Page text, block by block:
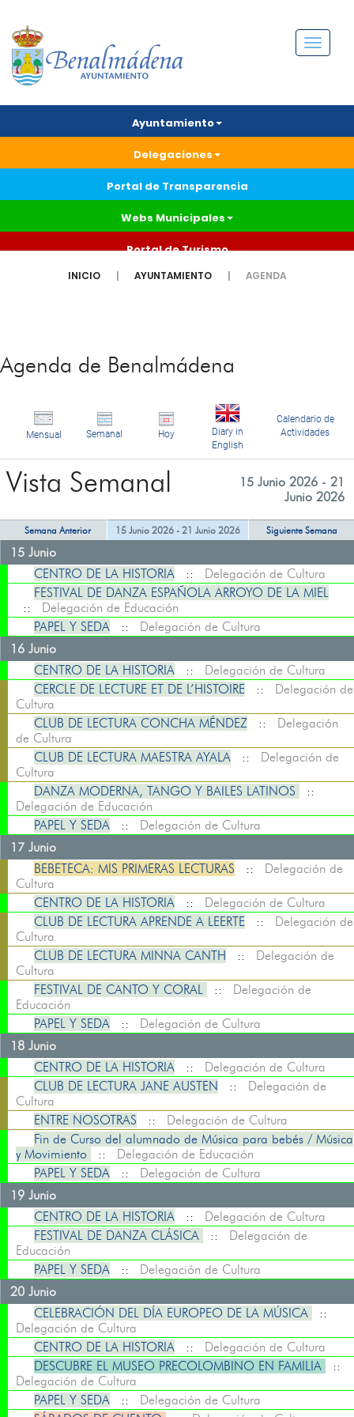
Menú
Ayuntamiento
Delegaciones
Portal de Transparencia
Webs Municipales
Portal de Turismo
INICIO AYUNTAMIENTO AGENDA
Agenda de Benalmádena
Mensual Semanal Hoy
Diary in
English
Calendario de
Actividades
Vista Semanal
15 Junio 2026 - 21
Junio 2026
Semana Anterior 15 Junio 2026 - 21 Junio 2026 Siguiente Semana
15 Junio
CENTRO DE LA HISTORIA :: Delegación de Cultura
FESTIVAL DE DANZA ESPAÑOLA ARROYO DE LA MIEL
:: Delegación de Educación
PAPEL Y SEDA :: Delegación de Cultura
16 Junio
CENTRO DE LA HISTORIA :: Delegación de Cultura
CERCLE DE LECTURE ET DE L’HISTOIRE :: Delegación de
Cultura
CLUB DE LECTURA CONCHA MÉNDEZ :: Delegación
de Cultura
CLUB DE LECTURA MAESTRA AYALA :: Delegación de
Cultura
DANZA MODERNA, TANGO Y BAILES LATINOS
::
Delegación de Educación
PAPEL Y SEDA :: Delegación de Cultura
17 Junio
BEBETECA: MIS PRIMERAS LECTURAS :: Delegación de
Cultura
CENTRO DE LA HISTORIA :: Delegación de Cultura
CLUB DE LECTURA APRENDE A LEERTE :: Delegación de
Cultura
CLUB DE LECTURA MINNA CANTH :: Delegación de
Cultura
FESTIVAL DE CANTO Y CORAL
:: Delegación de
Educación
PAPEL Y SEDA :: Delegación de Cultura
18 Junio
CENTRO DE LA HISTORIA :: Delegación de Cultura
CLUB DE LECTURA JANE AUSTEN :: Delegación de
Cultura
ENTRE NOSOTRAS :: Delegación de Cultura
Fin de Curso del alumnado de Música para bebés / Música
y Movimiento
:: Delegación de Educación
PAPEL Y SEDA :: Delegación de Cultura
19 Junio
CENTRO DE LA HISTORIA :: Delegación de Cultura
FESTIVAL DE DANZA CLÁSICA
:: Delegación de
Educación
PAPEL Y SEDA :: Delegación de Cultura
20 Junio
CELEBRACIÓN DEL DÍA EUROPEO DE LA MÚSICA
::
Delegación de Cultura
CENTRO DE LA HISTORIA :: Delegación de Cultura
DESCUBRE EL MUSEO PRECOLOMBINO EN FAMILIA
::
Delegación de Cultura
PAPEL Y SEDA :: Delegación de Cultura